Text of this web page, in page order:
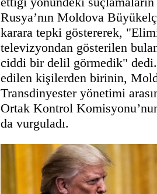
Rusya’nın Moldova
karara tepki göstererek,
televizyondan gösterilen
ciddi bir delil görmedik" dedi.
edilen kişilerden birinin,
Transdinyester yönetimi
Ortak Kontrol
da vurguladı.